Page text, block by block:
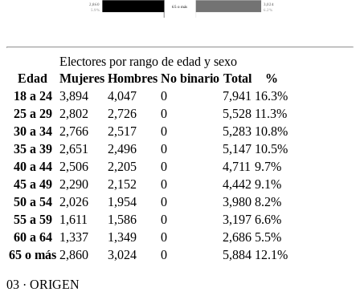
2,860
5.9%
3,024
6.2%
65 o más
Electores por rango de edad y sexo
Edad
Mujeres Hombres No binario Total
%
18 a 24 3,894 4,047 0 7,941 16.3%
25 a 29
2,802 2,726 0 5,528 11.3%
30 a 34
2,766 2,517 0 5,283 10.8%
35 a 39
2,651 2,496 0 5,147 10.5%
40 a 44
2,506 2,205 0 4,711 9.7%
45 a 49
2,290 2,152 0 4,442 9.1%
50 a 54
2,026 1,954 0 3,980 8.2%
55 a 59
1,611 1,586 0 3,197 6.6%
60 a 64
1,337 1,349 0 2,686 5.5%
65 o más 2,860 3,024 0 5,884 12.1%
03 · ORIGEN